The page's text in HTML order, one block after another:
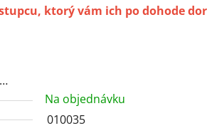
ktorý vám ich po dohode
Na objednávku
010035